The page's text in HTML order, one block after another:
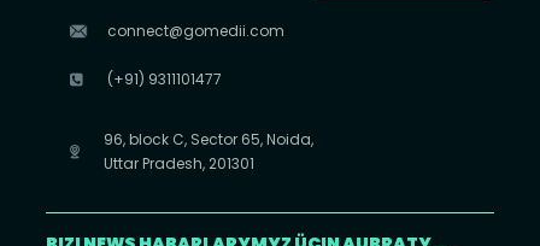
connect@gomedii.com
(+91) 9311101477
96, block C, Sector 65, Noida,
Uttar Pradesh, 201301